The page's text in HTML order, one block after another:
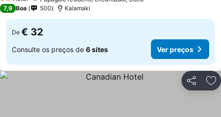
2 Estrelas
7,9 Boa 500 Kalamaki
De € 32
Consulte os preços de 6 sites Ver preços
Partilhar